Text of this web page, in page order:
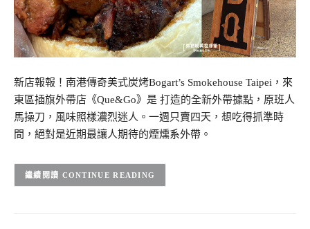
新店報報！南港傳奇美式炭烤Bogart’s Smokehouse Taipei，來
東區插旗外帶店《Que&Go》是 打造的全新外帶據點，原班人
馬操刀，風味照樣濃烈迷人。一週只賣四天，想吃得抓準時
間，絕對是近期最讓人期待的煙燻系外帶。
CONTINUE READING